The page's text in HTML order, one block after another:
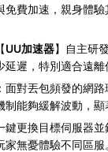
免費加速，親身體
UU加速器】自主研
遲，特別適合遠離
：面對丟包頻發的網
制能夠緩解波動，顯
鍵更換目標伺服器
無憂體驗不同區服